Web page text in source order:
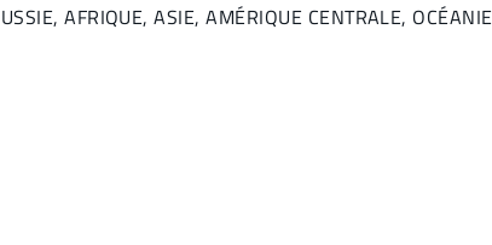
AFRIQUE, ASIE, AMÉRIQUE CENTRALE,